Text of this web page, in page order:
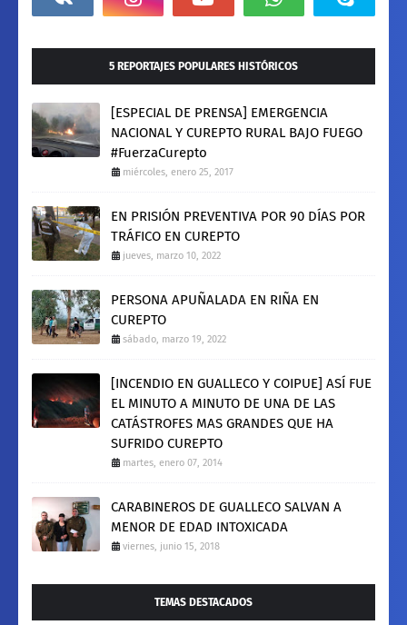
5 REPORTAJES POPULARES HISTÓRICOS
[ESPECIAL DE PRENSA] EMERGENCIA
NACIONAL Y CUREPTO RURAL BAJO FUEGO
#FuerzaCurepto
miércoles, enero 25, 2017
EN PRISIÓN PREVENTIVA POR 90 DÍAS POR
TRÁFICO EN CUREPTO
jueves, marzo 10, 2022
PERSONA APUÑALADA EN RIÑA EN
CUREPTO
sábado, marzo 19, 2022
[INCENDIO EN GUALLECO Y COIPUE] ASÍ FUE
EL MINUTO A MINUTO DE UNA DE LAS
CATÁSTROFES MAS GRANDES QUE HA
SUFRIDO CUREPTO
martes, enero 07, 2014
CARABINEROS DE GUALLECO SALVAN A
MENOR DE EDAD INTOXICADA
viernes, junio 15, 2018
TEMAS DESTACADOS